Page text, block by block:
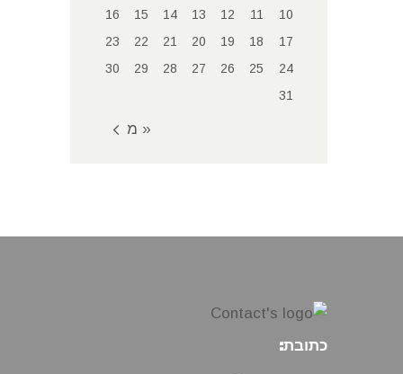
10
11
12
13
14
15
16
17
18
19
20
21
22
23
24
25
26
27
28
29
30
31
« מאי
כתובת: